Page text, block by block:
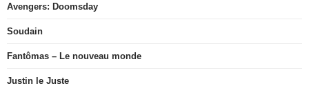
Avengers: Doomsday
Soudain
Fantômas – Le nouveau monde
Justin le Juste